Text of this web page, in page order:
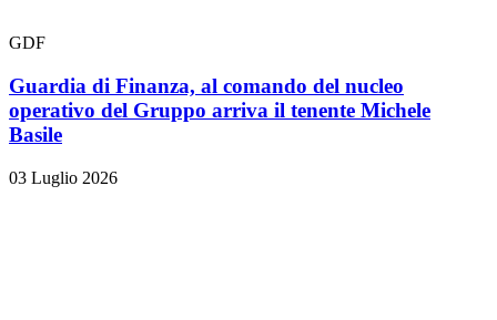
GDF
Guardia di Finanza, al comando del nucleo
operativo del Gruppo arriva il tenente Michele
Basile
03 Luglio 2026